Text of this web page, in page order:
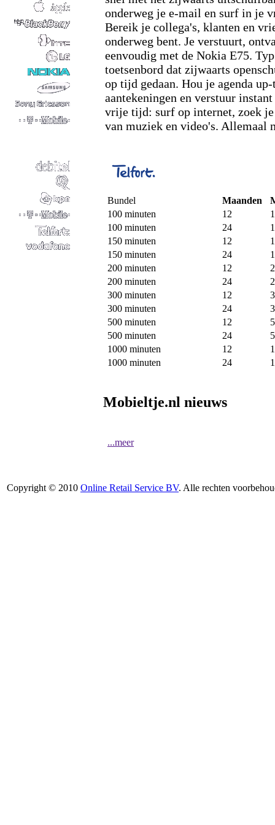
onderweg je e-mail en surf in je
Bereik je collega's, klanten en
onderweg bent. Je verstuurt,
eenvoudig met de Nokia E75.
toetsenbord dat zijwaarts
op tijd gedaan. Hou je agenda
aantekeningen en verstuur
vrije tijd: surf op internet, zoek
van muziek en video's. Allemaal
Bundel Maanden
100 minuten
12
100 minuten
24
150 minuten
12
150 minuten
24
200 minuten
12
200 minuten
24
300 minuten
12
300 minuten
24
500 minuten
12
500 minuten
24
1000 minuten
12
1000 minuten
24
Mobieltje.nl nieuws
...meer
Copyright © 2010 Online Retail Service BV. Alle rechten